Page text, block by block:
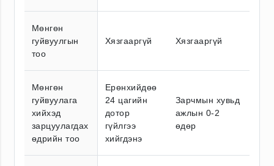
Мөнгөн
гуйвуулгын
тоо
Хязгааргүй Хязгааргүй
Мөнгөн
гуйвуулага
хийхэд
зарцуулагдах
өдрийн тоо
Ерөнхийдөө
24 цагийн
дотор
гүйлгээ
хийгдэнэ
Зарчмын хувьд
ажлын 0-2
өдөр